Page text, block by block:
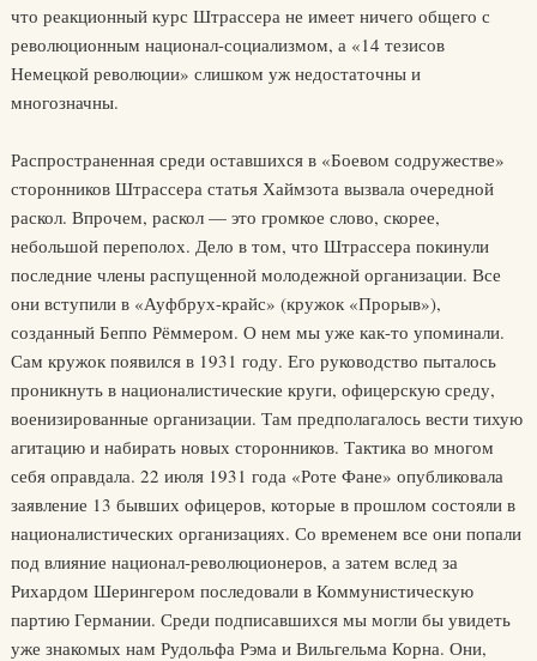
что реакционный курс Штрассера не имеет ничего общего с
революционным национал-социализмом, а «14 тезисов
Немецкой революции» слишком уж недостаточны и
многозначны.
Распространенная среди оставшихся в «Боевом содружестве»
сторонников Штрассера статья Хаймзота вызвала очередной
раскол. Впрочем, раскол — это громкое слово, скорее,
небольшой переполох. Дело в том, что Штрассера покинули
последние члены распущенной молодежной организации. Все
они вступили в «Ауфбрух-крайс» (кружок «Прорыв»),
созданный Беппо Рёммером. О нем мы уже как-то упоминали.
Сам кружок появился в 1931 году. Его руководство пыталось
проникнуть в националистические круги, офицерскую среду,
военизированные организации. Там предполагалось вести тихую
агитацию и набирать новых сторонников. Тактика во многом
себя оправдала. 22 июля 1931 года «Роте Фане» опубликовала
заявление 13 бывших офицеров, которые в прошлом состояли в
националистических организациях. Со временем все они попали
под влияние национал-революционеров, а затем вслед за
Рихардом Шерингером последовали в Коммунистическую
партию Германии. Среди подписавшихся мы могли бы увидеть
уже знакомых нам Рудольфа Рэма и Вильгельма Корна. Они,